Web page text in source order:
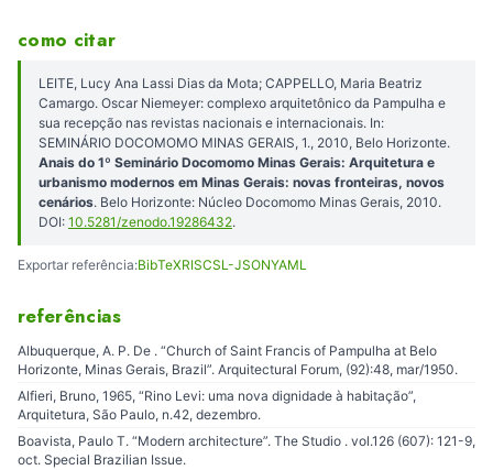
como citar
LEITE, Lucy Ana Lassi Dias da Mota; CAPPELLO, Maria Beatriz
Camargo. Oscar Niemeyer: complexo arquitetônico da Pampulha e
sua recepção nas revistas nacionais e internacionais. In:
SEMINÁRIO DOCOMOMO MINAS GERAIS, 1., 2010, Belo Horizonte.
Anais do 1º Seminário Docomomo Minas Gerais: Arquitetura e
urbanismo modernos em Minas Gerais: novas fronteiras, novos
cenários. Belo Horizonte: Núcleo Docomomo Minas Gerais, 2010.
DOI: 10.5281/zenodo.19286432.
Exportar referência:BibTeXRISCSL-JSONYAML
referências
Albuquerque, A. P. De . “Church of Saint Francis of Pampulha at Belo
Horizonte, Minas Gerais, Brazil”. Arquitectural Forum, (92):48, mar/1950.
Alfieri, Bruno, 1965, “Rino Levi: uma nova dignidade à habitação”,
Arquitetura, São Paulo, n.42, dezembro.
Boavista, Paulo T. “Modern architecture”. The Studio . vol.126 (607): 121-9,
oct. Special Brazilian Issue.